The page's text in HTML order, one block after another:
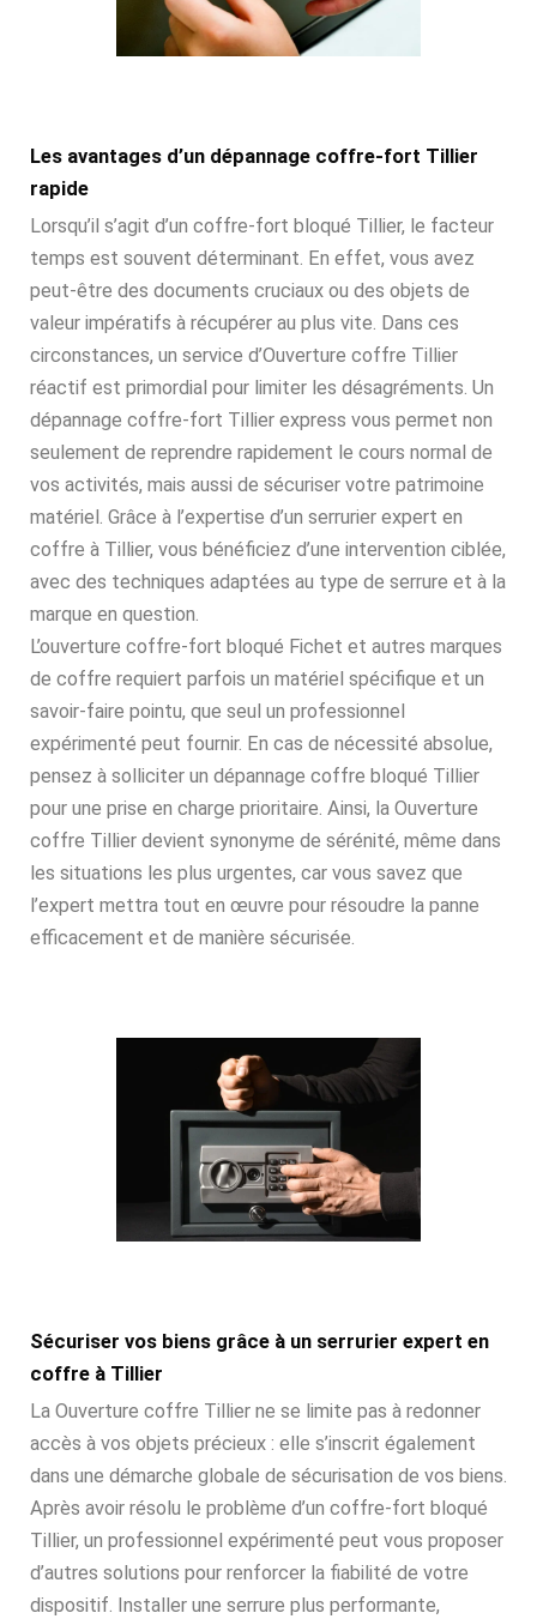
Les avantages d’un dépannage coffre-fort Tillier
rapide
Lorsqu’il s’agit d’un coffre-fort bloqué Tillier, le facteur
temps est souvent déterminant. En effet, vous avez
peut-être des documents cruciaux ou des objets de
valeur impératifs à récupérer au plus vite. Dans ces
circonstances, un service d’Ouverture coffre Tillier
réactif est primordial pour limiter les désagréments. Un
dépannage coffre-fort Tillier express vous permet non
seulement de reprendre rapidement le cours normal de
vos activités, mais aussi de sécuriser votre patrimoine
matériel. Grâce à l’expertise d’un serrurier expert en
coffre à Tillier, vous bénéficiez d’une intervention ciblée,
avec des techniques adaptées au type de serrure et à la
marque en question.
L’ouverture coffre-fort bloqué Fichet et autres marques
de coffre requiert parfois un matériel spécifique et un
savoir-faire pointu, que seul un professionnel
expérimenté peut fournir. En cas de nécessité absolue,
pensez à solliciter un dépannage coffre bloqué Tillier
pour une prise en charge prioritaire. Ainsi, la Ouverture
coffre Tillier devient synonyme de sérénité, même dans
les situations les plus urgentes, car vous savez que
l’expert mettra tout en œuvre pour résoudre la panne
efficacement et de manière sécurisée.
Sécuriser vos biens grâce à un serrurier expert en
coffre à Tillier
La Ouverture coffre Tillier ne se limite pas à redonner
accès à vos objets précieux : elle s’inscrit également
dans une démarche globale de sécurisation de vos biens.
Après avoir résolu le problème d’un coffre-fort bloqué
Tillier, un professionnel expérimenté peut vous proposer
d’autres solutions pour renforcer la fiabilité de votre
dispositif. Installer une serrure plus performante,